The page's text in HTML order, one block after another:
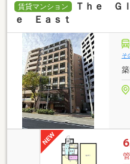
賃貸マンション
Ｔｈｅ Ｇ
ｅ Ｅａｓｔ
そ